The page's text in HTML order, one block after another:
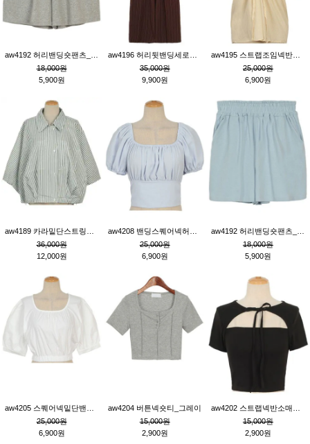
18,000원
5,900원
35,000원
9,900원
25,000원
6,900원
36,000원
12,000원
25,000원
6,900원
18,000원
5,900원
25,000원
6,900원
aw4204 버튼넥숏티_그레이
15,000원
2,900원
15,000원
2,900원